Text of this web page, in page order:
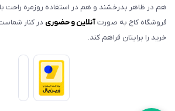
هم در ظاهر بدرخشند و هم در استفاده روزمره راحت
فروشگاه کاج به صورتآنلاین و حضوری در کنار
خرید را برایتان فراهم کند.